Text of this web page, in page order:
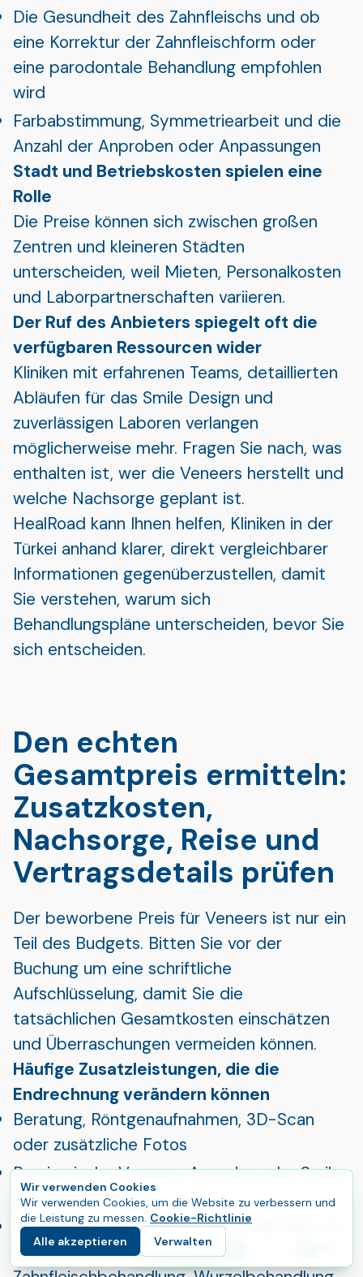
Die Gesundheit des Zahnfleischs und ob
eine Korrektur der Zahnfleischform oder
eine parodontale Behandlung empfohlen
wird
Farbabstimmung, Symmetriearbeit und die
Anzahl der Anproben oder Anpassungen
Stadt und Betriebskosten spielen eine
Rolle
Die Preise können sich zwischen großen
Zentren und kleineren Städten
unterscheiden, weil Mieten, Personalkosten
und Laborpartnerschaften variieren.
Der Ruf des Anbieters spiegelt oft die
verfügbaren Ressourcen wider
Kliniken mit erfahrenen Teams, detaillierten
Abläufen für das Smile Design und
zuverlässigen Laboren verlangen
möglicherweise mehr. Fragen Sie nach, was
enthalten ist, wer die Veneers herstellt und
welche Nachsorge geplant ist.
HealRoad kann Ihnen helfen, Kliniken in der
Türkei anhand klarer, direkt vergleichbarer
Informationen gegenüberzustellen, damit
Sie verstehen, warum sich
Behandlungspläne unterscheiden, bevor Sie
sich entscheiden.
Den echten
Gesamtpreis ermitteln:
Zusatzkosten,
Nachsorge, Reise und
Vertragsdetails prüfen
Der beworbene Preis für Veneers ist nur ein
Teil des Budgets. Bitten Sie vor der
Buchung um eine schriftliche
Aufschlüsselung, damit Sie die
tatsächlichen Gesamtkosten einschätzen
und Überraschungen vermeiden können.
Häufige Zusatzleistungen, die die
Endrechnung verändern können
Beratung, Röntgenaufnahmen, 3D-Scan
oder zusätzliche Fotos
Provisorische Veneers, Anprobe oder Smile-
Design-Mock-up
Zusätzliche zahnärztliche Behandlungen vor
den Veneers (Füllungen,
Wir verwenden Cookies
Wir verwenden Cookies, um die Website zu verbessern und
die Leistung zu messen. Cookie-Richtlinie
Alle akzeptieren
Verwalten
Starten Sie Ihre Reise